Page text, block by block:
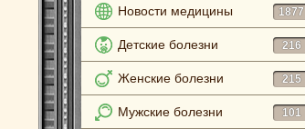
Новости медицины 1877
Детские болезни 216
Женские болезни 215
Мужские болезни 101